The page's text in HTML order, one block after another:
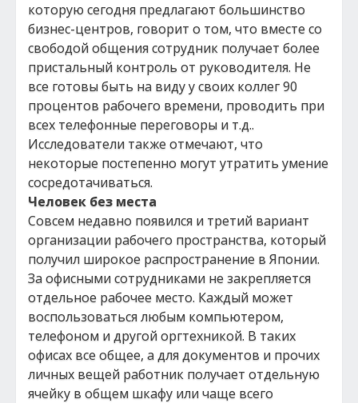
которую сегодня предлагают большинство
бизнес-центров, говорит о том, что вместе со
свободой общения сотрудник получает более
пристальный контроль от руководителя. Не
все готовы быть на виду у своих коллег 90
процентов рабочего времени, проводить при
всех телефонные переговоры и т.д..
Исследователи также отмечают, что
некоторые постепенно могут утратить умение
сосредотачиваться.
Человек без места
Совсем недавно появился и третий вариант
организации рабочего пространства, который
получил широкое распространение в Японии.
За офисными сотрудниками не закрепляется
отдельное рабочее место. Каждый может
воспользоваться любым компьютером,
телефоном и другой оргтехникой. В таких
офисах все общее, а для документов и прочих
личных вещей работник получает отдельную
ячейку в общем шкафу или чаще всего